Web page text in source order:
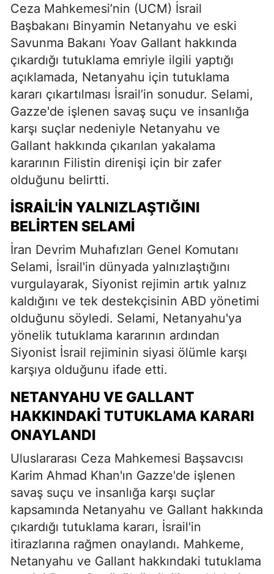
Ceza Mahkemesi’nin (UCM) İsrail
Başbakanı Binyamin Netanyahu ve eski
Savunma Bakanı Yoav Gallant hakkında
çıkardığı tutuklama emriyle ilgili yaptığı
açıklamada, Netanyahu için tutuklama
kararı çıkartılması İsrail’in sonudur. Selami,
Gazze'de işlenen savaş suçu ve insanlığa
karşı suçlar nedeniyle Netanyahu ve
Gallant hakkında çıkarılan yakalama
kararının Filistin direnişi için bir zafer
olduğunu belirtti.
İSRAIL'IN YALNIZLAŞTIĞINI
BELIRTEN SELAMI
İran Devrim Muhafızları Genel Komutanı
Selami, İsrail'in dünyada yalnızlaştığını
vurgulayarak, Siyonist rejimin artık yalnız
kaldığını ve tek destekçisinin ABD yönetimi
olduğunu söyledi. Selami, Netanyahu'ya
yönelik tutuklama kararının ardından
Siyonist İsrail rejiminin siyasi ölümle karşı
karşıya olduğunu ifade etti.
NETANYAHU VE GALLANT
HAKKINDAKI TUTUKLAMA KARARI
ONAYLANDI
Uluslararası Ceza Mahkemesi Başsavcısı
Karim Ahmad Khan'ın Gazze'de işlenen
savaş suçu ve insanlığa karşı suçlar
kapsamında Netanyahu ve Gallant hakkında
çıkardığı tutuklama kararı, İsrail'in
itirazlarına rağmen onaylandı. Mahkeme,
Netanyahu ve Gallant hakkındaki tutuklama